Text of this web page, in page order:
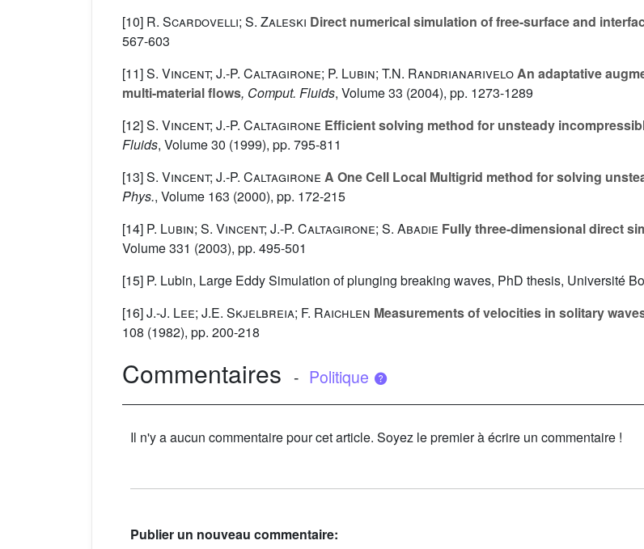
[10] R. Scardovelli; S. Zaleski Direct numerical simulation of free-surface and
567-603
[11]S. Vincent; J.-P. Caltagirone; P. Lubin; T.N. RandrianariveloAn adaptative
multi-material flows, Comput. Fluids, Volume 33 (2004), pp. 1273-1289
[12]S. Vincent; J.-P. Caltagirone Efficient solving method for unsteady
Fluids, Volume 30 (1999), pp. 795-811
[13]S. Vincent; J.-P. Caltagirone A One Cell Local Multigrid method for solving
Phys., Volume 163 (2000), pp. 172-215
[14] P. Lubin; S. Vincent; J.-P. Caltagirone; S. Abadie Fully three-dimensional direct
Volume 331 (2003), pp. 495-501
[15] P. Lubin, Large Eddy Simulation of plunging breaking waves, PhD thesis, Université
[16]J.-J. Lee; J.E. Skjelbreia; F. Raichlen Measurements of velocities in solitary
108 (1982), pp. 200-218
Commentaires - Politique
Il n'y a aucun commentaire pour cet article. Soyez le premier à écrire un commentaire !
Publier un nouveau commentaire: